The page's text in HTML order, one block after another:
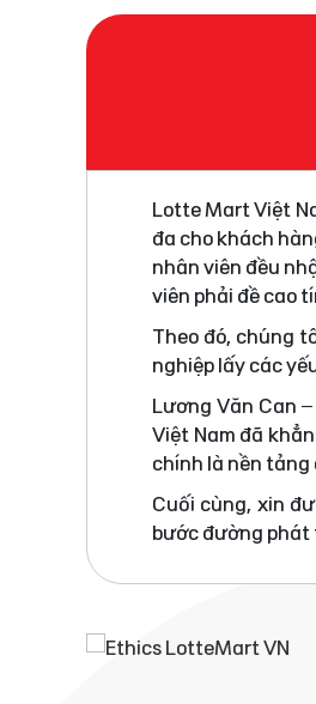
Lotte Mart Việt
đa cho khách
nhân viên đều
viên phải đề cao
Theo đó, chúng
nghiệp lấy các
Lương Văn Can
Việt Nam đã
chính là nền tảng
Cuối cùng, xin
bước đường phát